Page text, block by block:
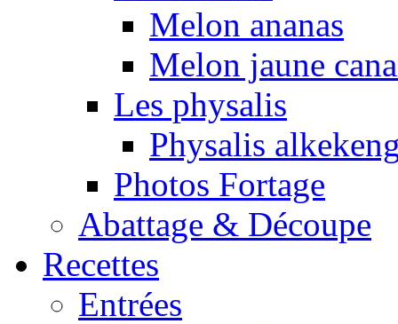
Melon ananas
Melon jaune
Les physalis
Physalis
Photos Fortage
Abattage & Découpe
Recettes
Entrées